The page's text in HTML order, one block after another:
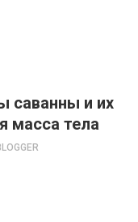
саванны и их
масса тела